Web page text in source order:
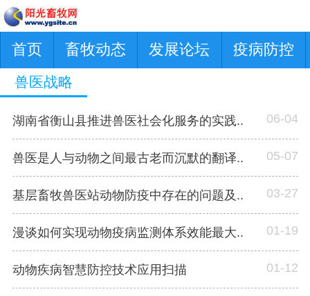
首页 畜牧动态 发展论坛 疫病防控
兽医战略
湖南省衡山县推进兽医社会化服务的实践.. 06-04
兽医是人与动物之间最古老而沉默的翻译.. 05-07
基层畜牧兽医站动物防疫中存在的问题及.. 03-27
漫谈如何实现动物疫病监测体系效能最大.. 01-19
动物疾病智慧防控技术应用扫描 01-12